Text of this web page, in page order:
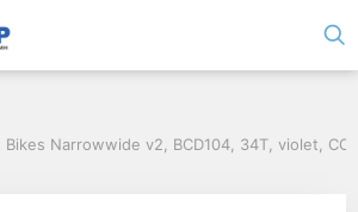
Narrowwide v2, BCD104, 34T, violet,